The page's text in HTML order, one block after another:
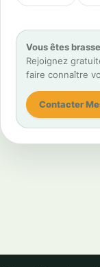
Vous êtes
Rejoignez
faire connaître
Contacter